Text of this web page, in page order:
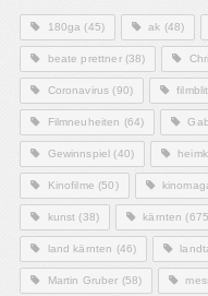
180ga (45) ak (48)
beate prettner(38)
Coronavirus (90)
Filmneuheiten (64)
Gewinnspiel (40)
Kinofilme (50)
kunst (38) kärnten
land kärnten (46)
Martin Gruber (58)